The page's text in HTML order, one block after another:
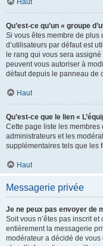
Haut
Qu’est-ce qu’un « groupe
Si vous êtes membre de plus
d’utilisateurs par défaut est
le rang qui vous sera
peuvent vous autoriser à
défaut depuis le panneau de
Haut
Qu’est-ce que le lien «
Cette page liste les membres
administrateurs et les
supplémentaires tels que les
Haut
Messagerie privée
Je ne peux pas envoyer de
Soit vous n’êtes pas inscrit
entièrement la messagerie
modérateur a décidé de vous